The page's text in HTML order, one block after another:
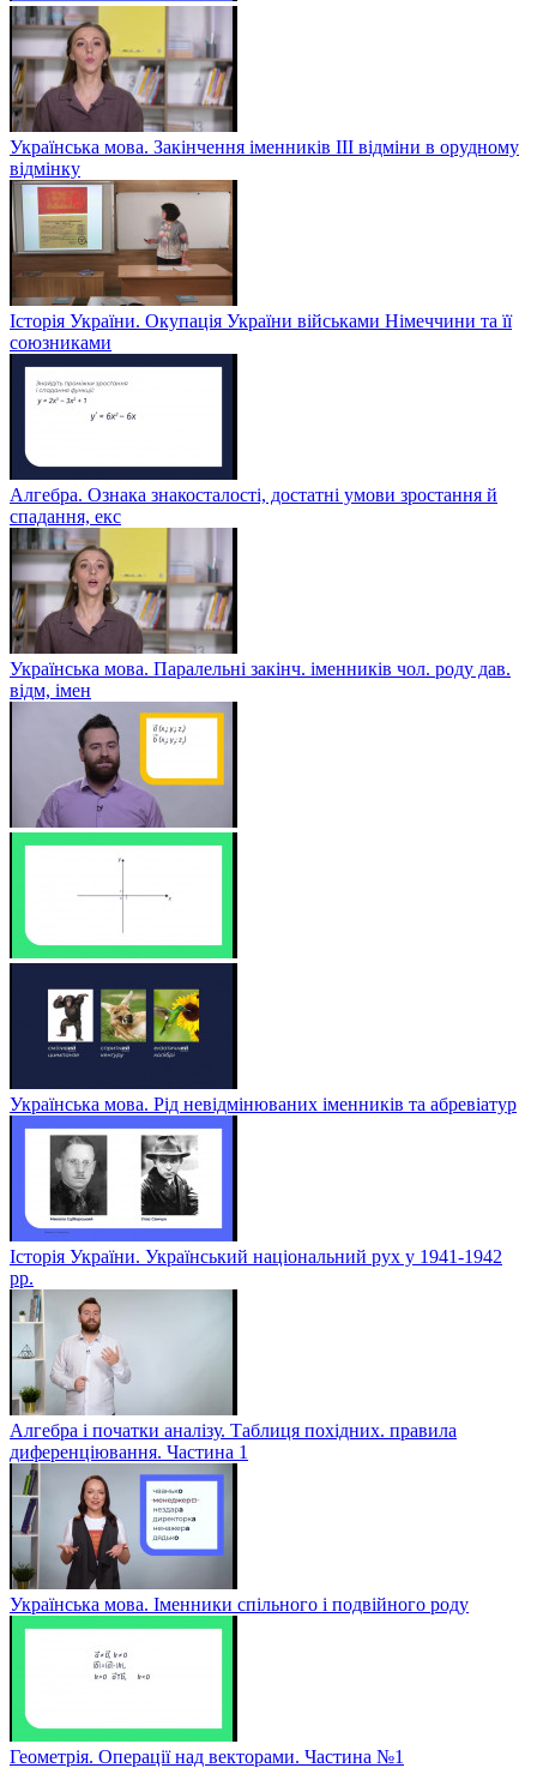
Українська мова. Закінчення іменників ІІІ відміни в орудному
відмінку
Історія України. Окупація України військами Німеччини та її
союзниками
Алгебра. Ознака знакосталості, достатні умови зростання й
спадання, екс
Українська мова. Паралельні закінч. іменників чол. роду дав.
відм, імен
Українська мова. Рід невідмінюваних іменників та абревіатур
Історія України. Український національний рух у 1941-1942
рр.
Алгебра і початки аналізу. Таблиця похідних. правила
диференціювання. Частина 1
Українська мова. Іменники спільного і подвійного роду
Геометрія. Операції над векторами. Частина №1